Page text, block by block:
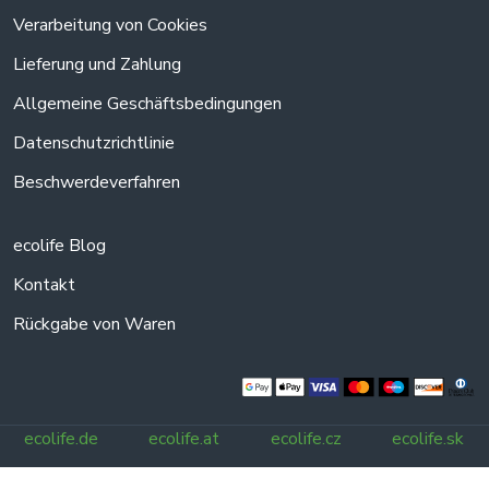
Verarbeitung von Cookies
Lieferung und Zahlung
Allgemeine Geschäftsbedingungen
Datenschutzrichtlinie
Beschwerdeverfahren
ecolife Blog
Kontakt
Rückgabe von Waren
ecolife.de ecolife.at ecolife.cz ecolife.sk